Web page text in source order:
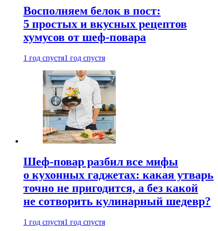
Восполняем белок в пост:
5 простых и вкусных рецептов
хумусов от шеф-повара
1 год спустя1 год спустя
Шеф-повар разбил все мифы
о кухонных гаджетах: какая утварь
точно не пригодится, а без какой
не сотворить кулинарный шедевр?
1 год спустя1 год спустя